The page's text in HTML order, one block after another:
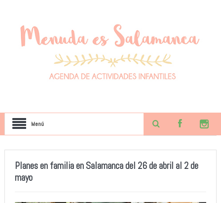
Menú
Planes en familia en Salamanca del 26 de abril al 2 de
mayo